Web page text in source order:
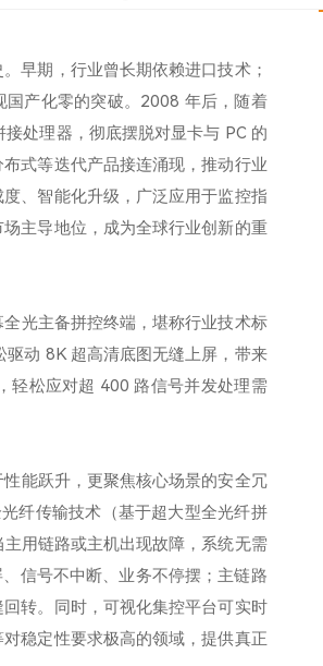
早期，行业曾长期依赖进口技术；
产化零的突破。2008 年后，随着
处理器，彻底摆脱对显卡与 PC 的
式等迭代产品接连涌现，推动行业
、智能化升级，广泛应用于监控指
主导地位，成为全球行业创新的重
光主备拼控终端，堪称行业技术标
动 8K 超高清底图无缝上屏，带来
轻松应对超 400 路信号并发处理需
能跃升，更聚焦核心场景的安全冗
纤传输技术（基于超大型全光纤拼
用链路或主机出现故障，系统无需
信号不中断、业务不停摆；主链路
转。同时，可视化集控平台可实时
稳定性要求极高的领域，提供真正